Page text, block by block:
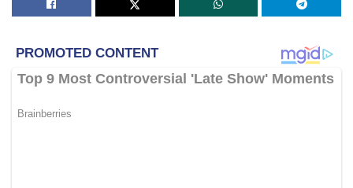
katanya ketika ditemui selepas Majlis Perasmian Program
Daerah Padang Terap di Dewan Tunku Putra di sini, hari